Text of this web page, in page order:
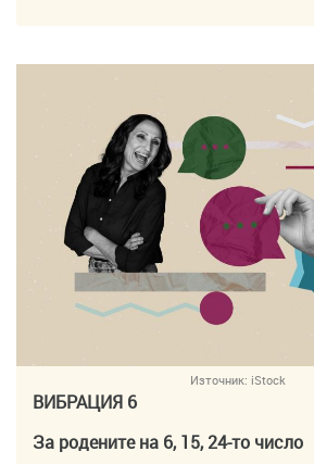
Източник: iStock
ВИБРАЦИЯ 6
За родените на 6, 15, 24-то число